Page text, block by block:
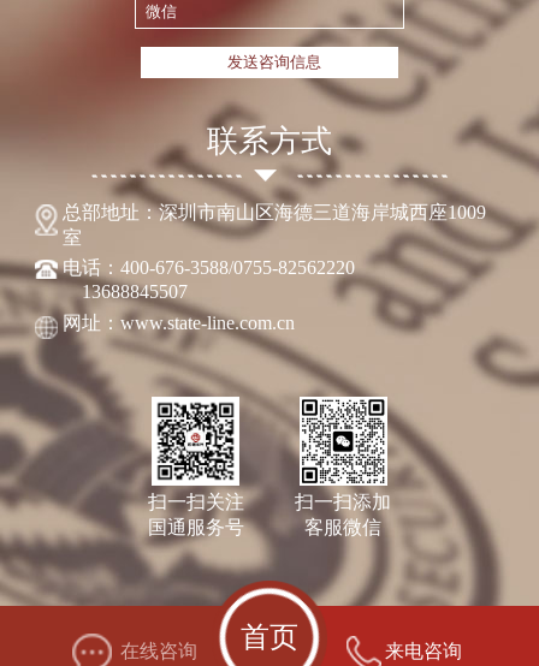
联系方式
总部地址：深圳市南山区海德三道海岸城西座1009
室
电话：400-676-3588/0755-82562220
13688845507
网址：www.state-line.com.cn
扫一扫关注
国通服务号
扫一扫添加
客服微信
在线咨询 首页 来电咨询